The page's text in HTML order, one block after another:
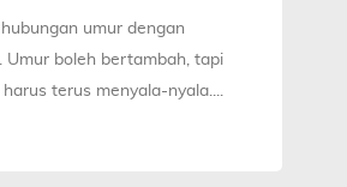
hubungan umur dengan
Umur boleh bertambah, tapi
terus menyala-nyala....